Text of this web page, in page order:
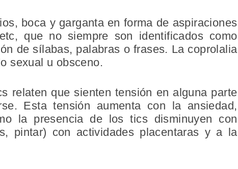
boca y garganta en forma de aspiraciones
que no siempre son identificados como
de sílabas, palabras o frases. La coprolalia
sexual u obsceno.
relaten que sienten tensión en alguna parte
Esta tensión aumenta con la ansiedad,
la presencia de los tics disminuyen con
pintar) con actividades placentaras y a la